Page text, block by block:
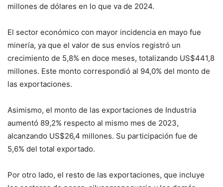
millones de dólares en lo que va de 2024.
El sector económico con mayor incidencia en mayo fue
minería, ya que el valor de sus envíos registró un
crecimiento de 5,8% en doce meses, totalizando US$441,8
millones. Este monto correspondió al 94,0% del monto de
las exportaciones.
Asimismo, el monto de las exportaciones de Industria
aumentó 89,2% respecto al mismo mes de 2023,
alcanzando US$26,4 millones. Su participación fue de
5,6% del total exportado.
Por otro lado, el resto de las exportaciones, que incluye